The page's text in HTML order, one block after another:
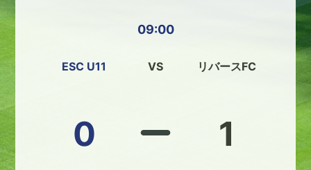
09:00
ESC U11
0
VS リバースFC
1